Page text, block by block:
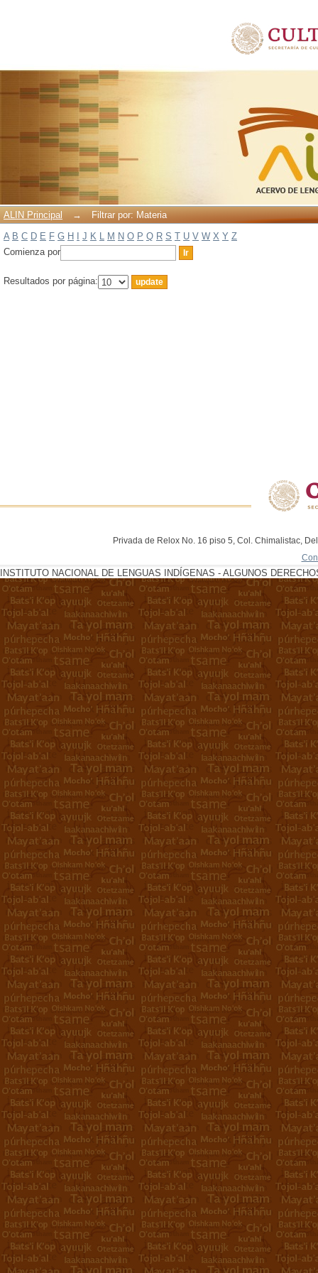
ALIN Principal →
Filtrar por: Materia
A B C D E F G H J K L M N O P Q R S T U V W X Y Z
Comienza por
Resultados por página:
Privada de Relox No. 16 piso 5, Col. Chimalistac,
INSTITUTO NACIONAL DE LENGUAS INDÍGENAS - ALGUNOS